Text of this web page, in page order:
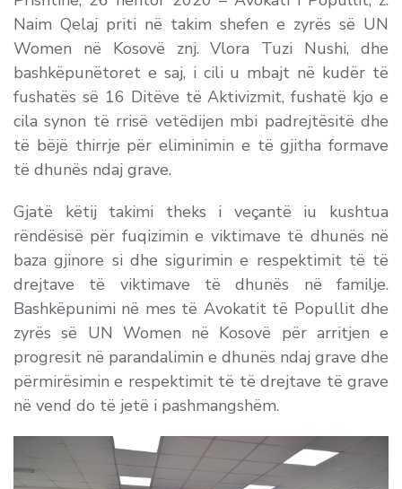
Naim Qelaj priti në takim shefen e zyrës së UN
Women në Kosovë znj. Vlora Tuzi Nushi, dhe
bashkëpunëtoret e saj, i cili u mbajt në kudër të
fushatës së 16 Ditëve të Aktivizmit, fushatë kjo e
cila synon të rrisë vetëdijen mbi padrejtësitë dhe
të bëjë thirrje për eliminimin e të gjitha formave
të dhunës ndaj grave.
Gjatë këtij takimi theks i veçantë iu kushtua
rëndësisë për fuqizimin e viktimave të dhunës në
baza gjinore si dhe sigurimin e respektimit të të
drejtave të viktimave të dhunës në familje.
Bashkëpunimi në mes të Avokatit të Popullit dhe
zyrës së UN Women në Kosovë për arritjen e
progresit në parandalimin e dhunës ndaj grave dhe
përmirësimin e respektimit të të drejtave të grave
në vend do të jetë i pashmangshëm.